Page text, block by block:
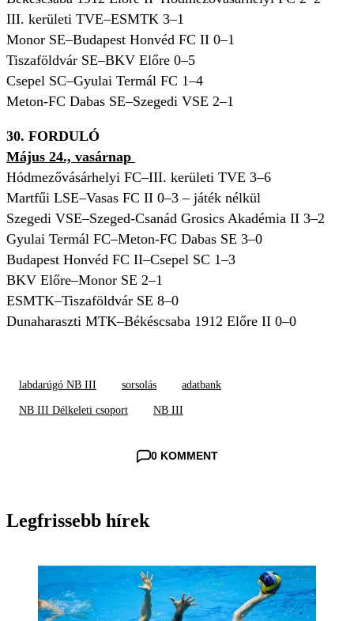
III. kerületi TVE–ESMTK 3–1
Monor SE–Budapest Honvéd FC II 0–1
Tiszaföldvár SE–BKV Előre 0–5
Csepel SC–Gyulai Termál FC 1–4
Meton-FC Dabas SE–Szegedi VSE 2–1
30. FORDULÓ
Május 24., vasárnap
Hódmezővásárhelyi FC–III. kerületi TVE 3–6
Martfűi LSE–Vasas FC II 0–3 – játék nélkül
Szegedi VSE–Szeged-Csanád Grosics Akadémia II 3–2
Gyulai Termál FC–Meton-FC Dabas SE 3–0
Budapest Honvéd FC II–Csepel SC 1–3
BKV Előre–Monor SE 2–1
ESMTK–Tiszaföldvár SE 8–0
Dunaharaszti MTK–Békéscsaba 1912 Előre II 0–0
labdarúgó NB III sorsolás adatbank
NB III Délkeleti csoport NB III
0 KOMMENT
Legfrissebb hírek